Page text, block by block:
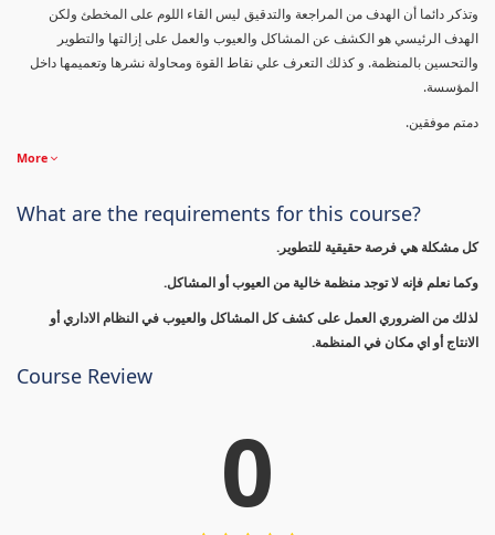
وتذكر دائما أن الهدف من المراجعة والتدقيق ليس القاء اللوم على المخطئ ولكن
الهدف الرئيسي هو الكشف عن المشاكل والعيوب والعمل على إزالتها والتطوير
والتحسين بالمنظمة. و كذلك التعرف علي نقاط القوة ومحاولة نشرها وتعميمها داخل
المؤسسة.
دمتم موفقين.
More
What are the requirements for this course?
كل مشكلة هي فرصة حقيقية للتطوير.
وكما نعلم فإنه لا توجد منظمة خالية من العيوب أو المشاكل.
لذلك من الضروري العمل على كشف كل المشاكل والعيوب في النظام الاداري أو
الانتاج أو اي مكان في المنظمة.
Course Review
0